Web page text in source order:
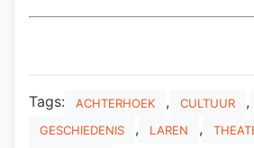
Tags: ACHTERHOEK , CULTUUR ,
GESCHIEDENIS , LAREN ,